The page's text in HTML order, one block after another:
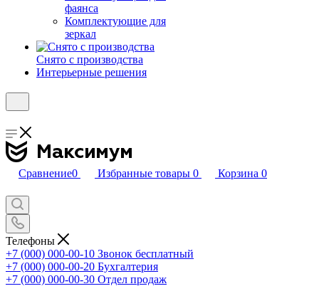
фаянса
Комплектующие для
зеркал
Снято с производства
Интерьерные решения
Сравнение0 Избранные товары 0 Корзина 0
Телефоны
+7 (000) 000-00-10 Звонок бесплатный
+7 (000) 000-00-20 Бухгалтерия
+7 (000) 000-00-30 Отдел продаж